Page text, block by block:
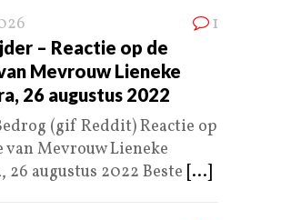
1
– Reactie op de
Mevrouw Lieneke
26 augustus 2022
(gif Reddit) Reactie op
van Mevrouw Lieneke
26 augustus 2022 Beste [...]